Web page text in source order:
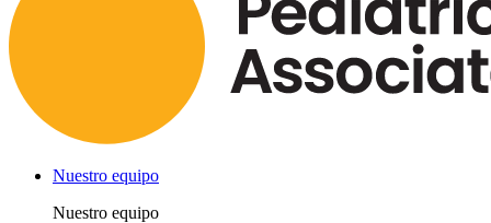
Nuestro equipo
Nuestro equipo